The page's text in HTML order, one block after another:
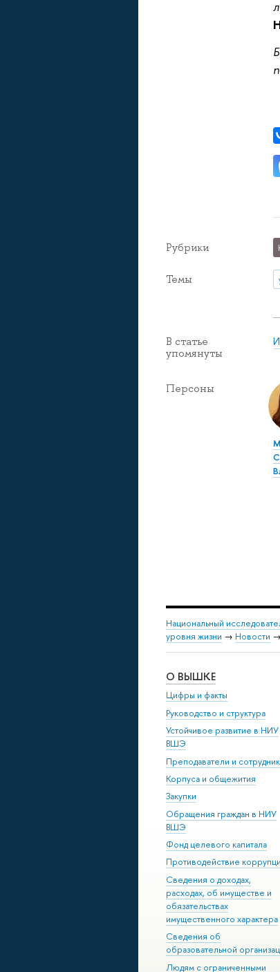
Рубрики
Темы
В статье
упомянуты
Персоны
Национальный
уровня жизни → Новости →
О ВЫШКЕ
Цифры и факты
Руководство и структура
Устойчивое развитие в НИУ
ВШЭ
Преподаватели и
Корпуса и общежития
Закупки
Обращения граждан в НИУ
ВШЭ
Фонд целевого капитала
Противодействие
Сведения о доходах,
расходах, об имуществе и
обязательствах
имущественного характера
Сведения об
образовательной
Людям с ограниченными